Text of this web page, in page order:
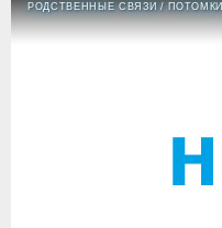
РОДСТВЕННЫЕ СВЯЗИ /ПОТОМКИ